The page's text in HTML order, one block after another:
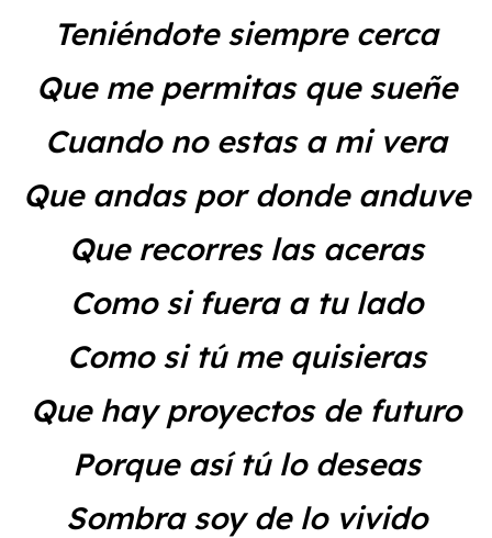
Teniéndote siempre cerca
Que me permitas que sueñe
Cuando no estas a mi vera
Que andas por donde anduve
Que recorres las aceras
Como si fuera a tu lado
Como si tú me quisieras
Que hay proyectos de futuro
Porque así tú lo deseas
Sombra soy de lo vivido